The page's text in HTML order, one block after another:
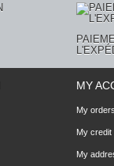
MY
My
My credit
My